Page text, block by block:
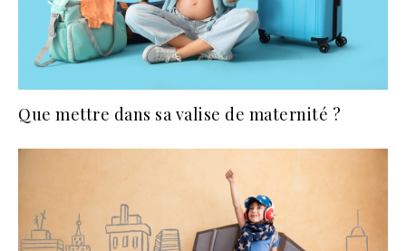
Que mettre dans sa valise de maternité ?